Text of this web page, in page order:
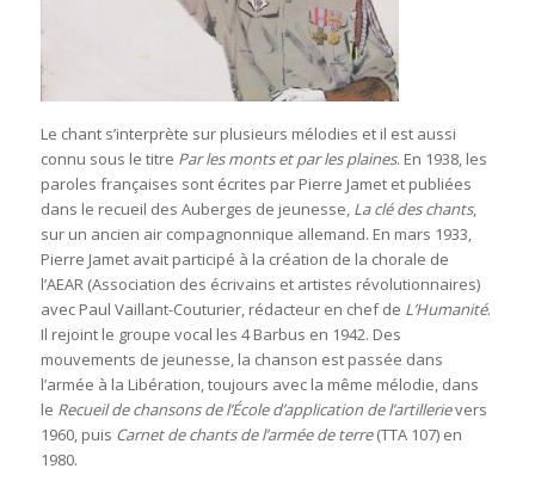
Le chant s’interprète sur plusieurs mélodies et il est aussi
connu sous le titre Par les monts et par les plaines. En 1938, les
paroles françaises sont écrites par Pierre Jamet et publiées
dans le recueil des Auberges de jeunesse, La clé des chants,
sur un ancien air compagnonnique allemand. En mars 1933,
Pierre Jamet avait participé à la création de la chorale de
l’AEAR (Association des écrivains et artistes révolutionnaires)
avec Paul Vaillant-Couturier, rédacteur en chef de L’Humanité.
Il rejoint le groupe vocal les 4 Barbus en 1942. Des
mouvements de jeunesse, la chanson est passée dans
l’armée à la Libération, toujours avec la même mélodie, dans
le Recueil de chansons de l’École d’application de l’artillerievers
1960, puis Carnet de chants de l’armée de terre(TTA 107) en
1980.